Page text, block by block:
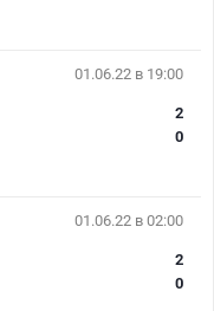
01.06.22 в 19:00
2
0
01.06.22 в 02:00
2
0